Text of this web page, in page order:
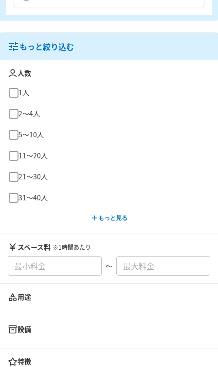
もっと絞り込む
人数
1人
2〜4人
5〜10人
11〜20人
21〜30人
31〜40人
もっと見る
スペース料 ※1時間あたり
〜
用途
設備
特徴